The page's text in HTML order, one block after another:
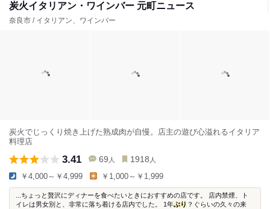
炭火イタリアン・ワインバー 元町ニュース
奈良市 / イタリアン、ワインバー
炭火でじっくり焼き上げた熟成肉が自慢。店主の遊び心溢れるイタリア
料理店
3.41 69 人 1918 人
￥4,000～￥4,999 ￥1,000～￥1,999
...ちょっと贅沢にディナーを食べたいときにおすすめの店です。 店内禁煙、ト
イレは男女別と、非常に落ち着ける店内でした。 1年ぶり ？ぐらいの久々の来